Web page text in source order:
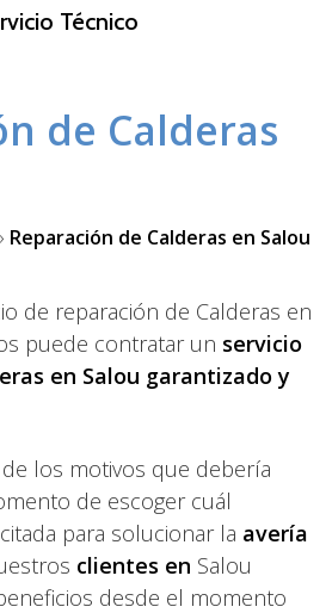
Técnico
de Calderas
Reparación de Calderas en Salou
de reparación de Calderas en
puede contratar un servicio
en Salou garantizado y
los motivos que debería
de escoger cuál
para solucionar la avería
clientes en Salou
desde el momento